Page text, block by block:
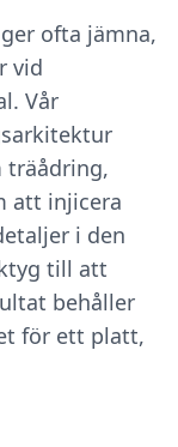
ofta jämna,
vid
Vår
träådring,
att injicera
i den
till att
behåller
för ett platt,